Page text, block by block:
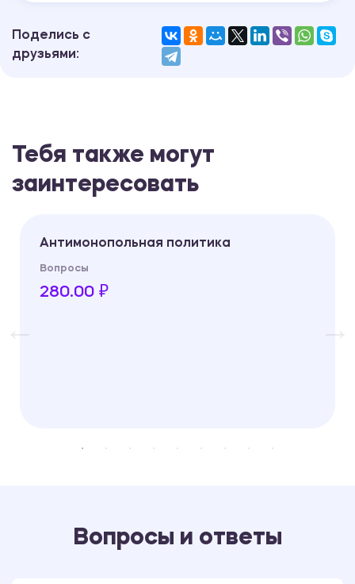
Поделись с
друзьями:
Тебя также могут
заинтересовать
Антимонопольная политика
Вопросы
280.00 ₽
Вопросы и ответы